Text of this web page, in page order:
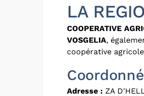
LA
COOPERATIVE
VOSGELIA,
coopérative
Adresse : ZA